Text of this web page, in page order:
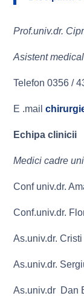
Prof.univ.dr.
Asistent
Telefon 0356 /
E .mail
Echipa clinicii
Medici cadre
Conf univ.dr.
Conf.univ.dr.
As.univ.dr. Cristi
As.univ.dr.
As.univ.dr Dan